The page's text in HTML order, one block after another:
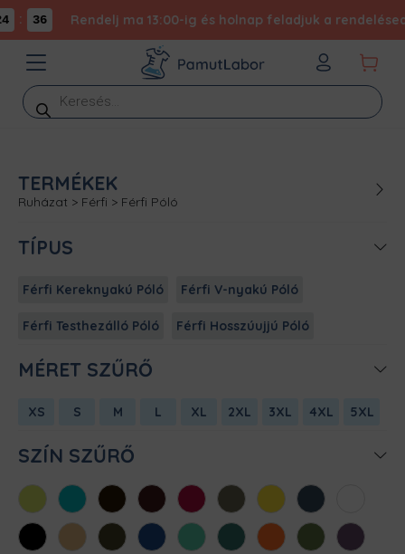
36 Rendelj ma 13:00-ig és holnap feladjuk a
Products
search
TERMÉKEK
Ruházat > Férfi > Férfi Póló
TÍPUS
Férfi Kereknyakú Póló Férfi V-nyakú Póló
Férfi Testhezálló Póló Férfi Hosszúujjú Póló
MÉRET SZŰRŐ
XS S M L XL 2XL 3XL 4XL 5XL
SZÍN SZŰRŐ
AlmazöldAtollkékBarnaBordóChili Cink Citromsárga
Denim
FeketeHomokKhaki KirálykékMentaMéregzöld
NarancsOliva Padlizsán